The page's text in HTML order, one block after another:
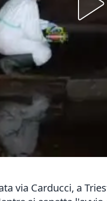
via Carducci, a